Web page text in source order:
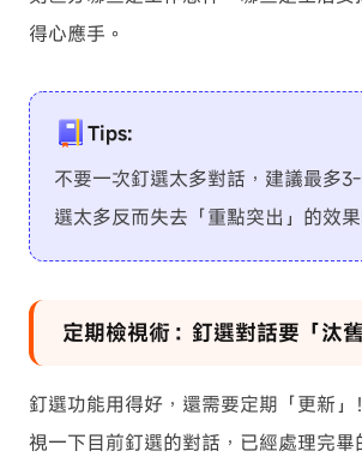
得心應手。
Tips:
不要一次釘選太多對話，建議最多
選太多反而失去「重點突出」的效果
定期檢視術：釘選對話要「汰舊
釘選功能用得好，還需要定期「更新
視一下目前釘選的對話，已經處理完畢